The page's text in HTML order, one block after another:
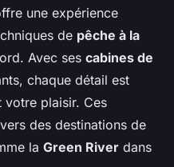
une expérience
de pêche à la
Avec ses cabines de
chaque détail est
plaisir. Ces
des destinations de
la Green River dans